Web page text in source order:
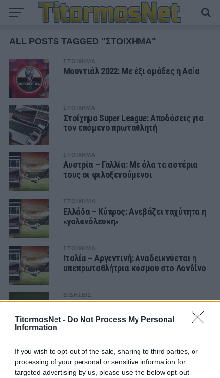
TitormosNet - Do Not Process My Personal
Information
If you wish to opt-out of the sale, sharing to third parties, or
processing of your personal or sensitive information for
targeted advertising by us, please use the below opt-out
ALL POSTS TAGGED "ΣΤΟΙΧΗΜΑ"
ΣΤΟΙΧΗΜΑ
Μουντιάλ 2022: Με έξι ομάδες η Ασία
ΣΤΟΙΧΗΜΑ
Στοίχημα Super League: Αποδόσεις για
τον επόμενο πρωταθλητή
ΣΤΟΙΧΗΜΑ
Αυστρία – Γαλλία: Με όλα τα αστέρια
τους οι φιλοξενούμενοι
ΣΤΟΙΧΗΜΑ
Ελλάδα – Κύπρος: Ανεβάζει ταχύτητα η
«γαλανόλευκη»
ΣΤΟΙΧΗΜΑ
Ιταλία – Αργεντινή: Αναδεικνύεται η
υπεπρωταθλήτρια κόσμου στο Λονδίνο
ΕΙΔΗΣΕΙΣ
Εξοφλούνται μέχρι 30 Ιουνίου οι ΠΑΕ
για τα ποσοστά από το στοίχημα
Λίβερπουλ – Ρεάλ Μαδρίτης: Έρχεται η
εκδίκηση